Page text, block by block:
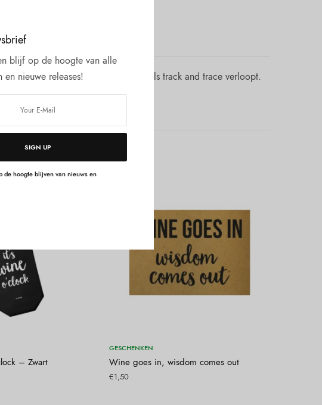
blijf op de hoogte van alle
en nieuwe releases!
SIGN UP
de hoogte blijven van nieuws en
Het fijne is wel dat alles dan middels track and trace verloopt.
winkelwagen
– Zwart
Toevoegen aan winkelwagen
GESCHENKEN
Wine goes in, wisdom comes out
€1,50